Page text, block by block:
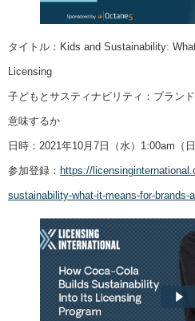
タイトル：Kids and Sustainability:
Licensing
子どもとサスティナビリティ：ブラン
意味するか
日時：2021年10月7日（水）1:00am（日
参加登録： https://
sustainability-what-it-means-for-brands-